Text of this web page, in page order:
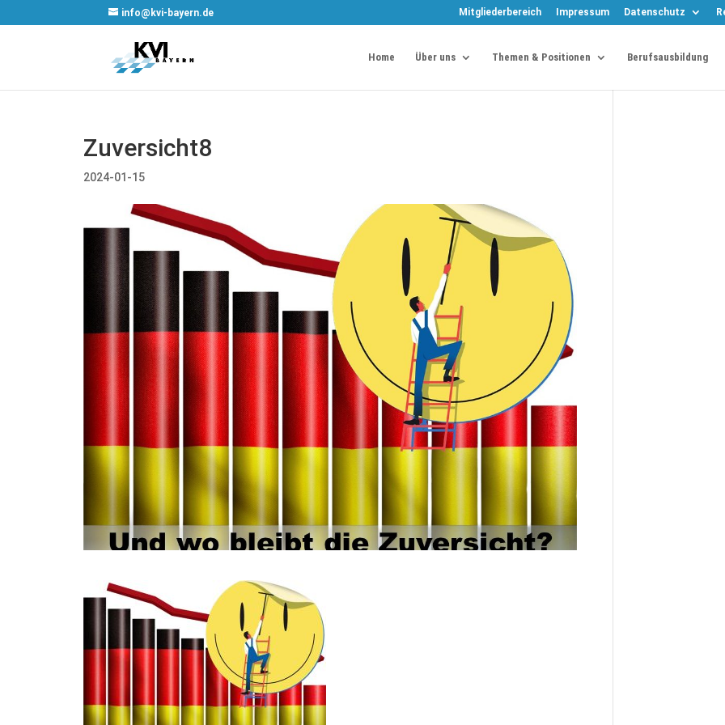
info@kvi-bayern.de Mitgliederbereich Impressum Datenschutz
Home Über uns Themen & Positionen Berufsausbildung
Zuversicht8
2024-01-15